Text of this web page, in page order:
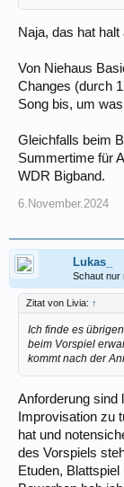
Naja, das hat
Von Niehaus
Changes (durch
Song bis, um
Gleichfalls beim
Summertime für
WDR Bigband.
6.November.2024
Lukas_
Schaut nur
Zitat von Livia: ↑
Ich finde es
beim Vorspiel
kommt nach der
Anforderung sind
Improvisation zu
hat und
des Vorspiels
Etuden,